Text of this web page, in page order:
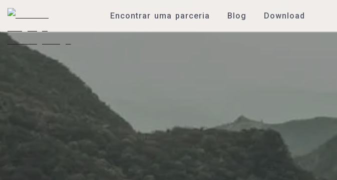
Encontrar uma parceria Blog Download